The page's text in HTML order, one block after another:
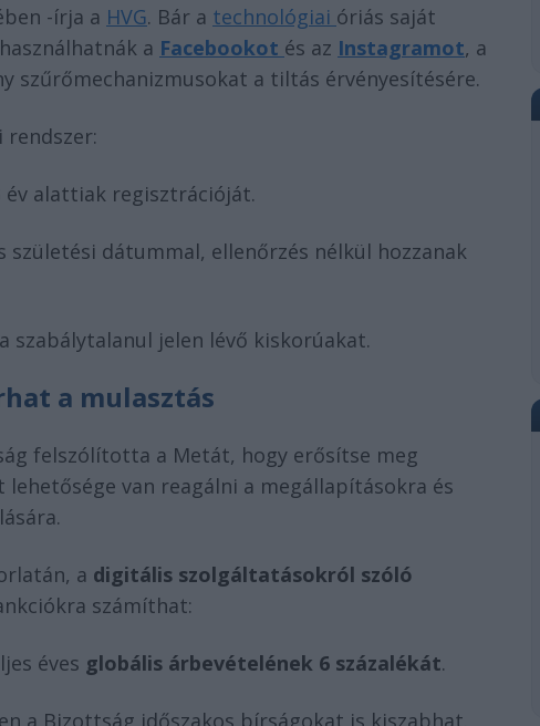
-írja a HVG. Bár a technológiai óriás saját
a Facebookot és az Instagramot, a
szűrőmechanizmusokat a tiltás érvényesítésére.
év alattiak regisztrációját.
születési dátummal, ellenőrzés nélkül hozzanak
szabálytalanul jelen lévő kiskorúakat.
a mulasztás
felszólította a Metát, hogy erősítse meg
van reagálni a megállapításokra és
a digitális szolgáltatásokról szóló
számíthat:
éves globális árbevételének 6 százalékát.
a Bizottság időszakos bírságokat is kiszabhat.